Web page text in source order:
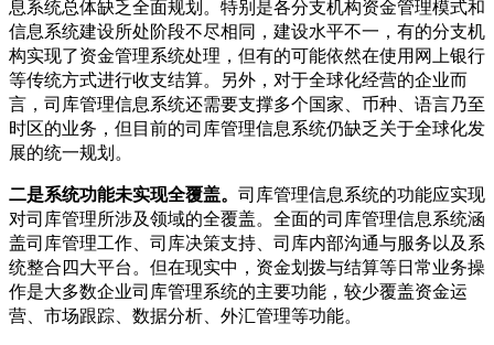
息系统总体缺乏全面规划。特别是各分支机构资金管理模式和
信息系统建设所处阶段不尽相同，建设水平不一，有的分支机
构实现了资金管理系统处理，但有的可能依然在使用网上银行
等传统方式进行收支结算。另外，对于全球化经营的企业而
言，司库管理信息系统还需要支撑多个国家、币种、语言乃至
时区的业务，但目前的司库管理信息系统仍缺乏关于全球化发
展的统一规划。
二是系统功能未实现全覆盖。 司库管理信息系统的功能应实现
对司库管理所涉及领域的全覆盖。全面的司库管理信息系统涵
盖司库管理工作、司库决策支持、司库内部沟通与服务以及系
统整合四大平台。但在现实中，资金划拨与结算等日常业务操
作是大多数企业司库管理系统的主要功能，较少覆盖资金运
营、市场跟踪、数据分析、外汇管理等功能。